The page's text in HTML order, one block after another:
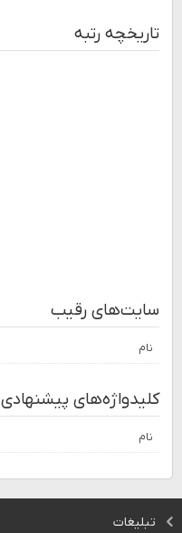
تاریخچه رتبه
سایت‌های رقیب
نام
کلیدواژه‌های پیشنهادی
نام
تبلیغات